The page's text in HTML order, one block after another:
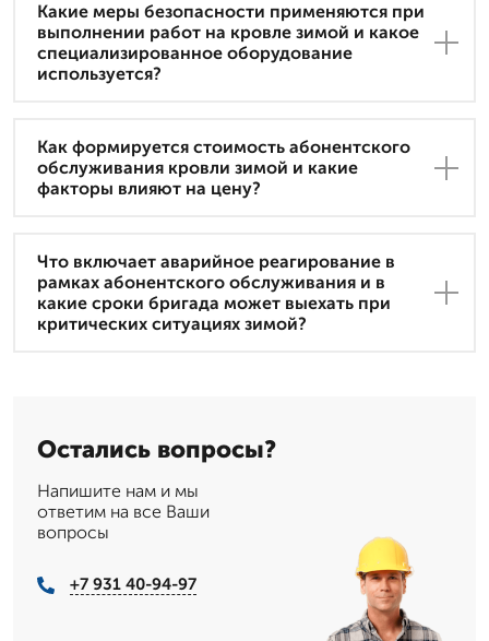
Какие меры безопасности применяются при
выполнении работ на кровле зимой и какое
специализированное оборудование
используется?
Как формируется стоимость абонентского
обслуживания кровли зимой и какие
факторы влияют на цену?
Что включает аварийное реагирование в
рамках абонентского обслуживания и в
какие сроки бригада может выехать при
критических ситуациях зимой?
Остались вопросы?
Напишите нам и мы
ответим на все Ваши
вопросы
+7 931 40-94-97